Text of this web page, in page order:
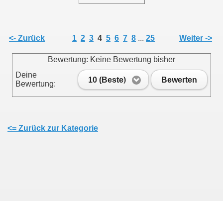
<- Zurück 1 2 3 4 5 6 7 8 ... 25 Weiter ->
Bewertung: Keine Bewertung bisher
Deine
Bewertung:
10 (Beste) Bewerten
<= Zurück zur Kategorie